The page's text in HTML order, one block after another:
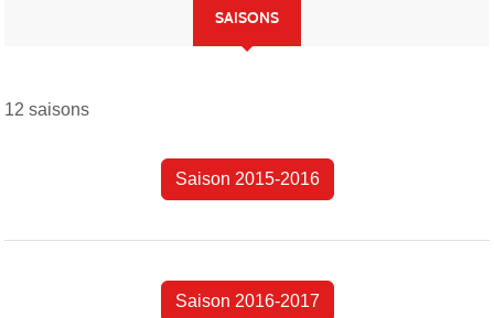
SAISONS
12 saisons
Saison 2015-2016
Saison 2016-2017